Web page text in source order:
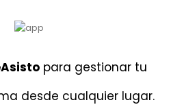
para gestionar tu
desde cualquier lugar.